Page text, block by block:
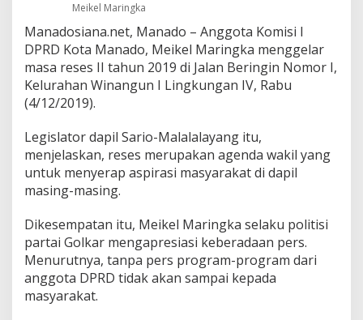
n
g
u
n
,
M
k
e
l
M
n
g
k
a
Meikel Maringka
Manadosiana.net, Manado – Anggota Komisi I
DPRD Kota Manado, Meikel Maringka menggelar
masa reses II tahun 2019 di Jalan Beringin Nomor I,
Kelurahan Winangun I Lingkungan IV, Rabu
(4/12/2019).
Legislator dapil Sario-Malalalayang itu,
menjelaskan, reses merupakan agenda wakil yang
untuk menyerap aspirasi masyarakat di dapil
masing-masing.
Dikesempatan itu, Meikel Maringka selaku politisi
partai Golkar mengapresiasi keberadaan pers.
Menurutnya, tanpa pers program-program dari
anggota DPRD tidak akan sampai kepada
masyarakat.